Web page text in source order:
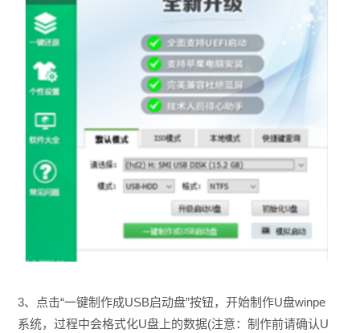
3、点击“一键制作成USB启动盘”按钮，开始制作U盘winpe
系统，过程中会格式化U盘上的数据(注意：制作前请确认U